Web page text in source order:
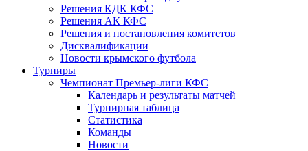
Решения КДК КФС
Решения АК КФС
Решения и постановления комитетов
Дисквалификации
Новости крымского футбола
Турниры
Чемпионат Премьер-лиги КФС
Календарь и результаты матчей
Турнирная таблица
Статистика
Команды
Новости